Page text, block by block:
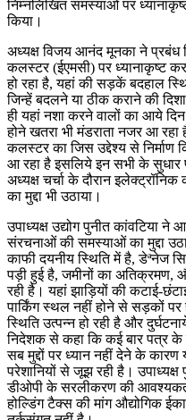
निम्नलिखित समस्याओं पर
किया।
अध्यक्ष विजय आनंद मूनका ने प्रबंध
कलस्टर (ईएमसी) पर ध्यानाकृष्ट
हो रहा है, यहां की सड़कें बदहाल
जिन्हें बदलने या ठीक कराने की
ही यहां नशा करने वालों का आये
होने खतरा भी मंडराता नजर आ
कलस्टर का जिस उद्देश्य से निर्माण
आ रहा है इसलिये इन सभी के सुधार
अध्यक्ष चर्चा के दौरान
का मुद्दा भी उठाया।
उपाध्यक्ष उद्योग पुनीत कांवटिया ने
संरचनाओं की समस्याओं का मुद्दा
काफी दयनीय स्थिति में है, डेªनेज
पड़ी हुई है, जमीनों का अतिक्रमण,
रही है। यहां झाड़ियों की कटाई-
पार्किंग स्थल नहीं होने से सड़कों पर
स्थिति उत्पन्न हो रही है और
निदेशक से कहा कि कई बार पत्र के
सब मुद्दों पर ध्यान नहीं देने के
परेशानियों से जूझ रही है। उपाध्यक्ष
डीओपी के सरलीकरण की आवश्यकता
होल्डिंग टैक्स की मांग औद्योगिक